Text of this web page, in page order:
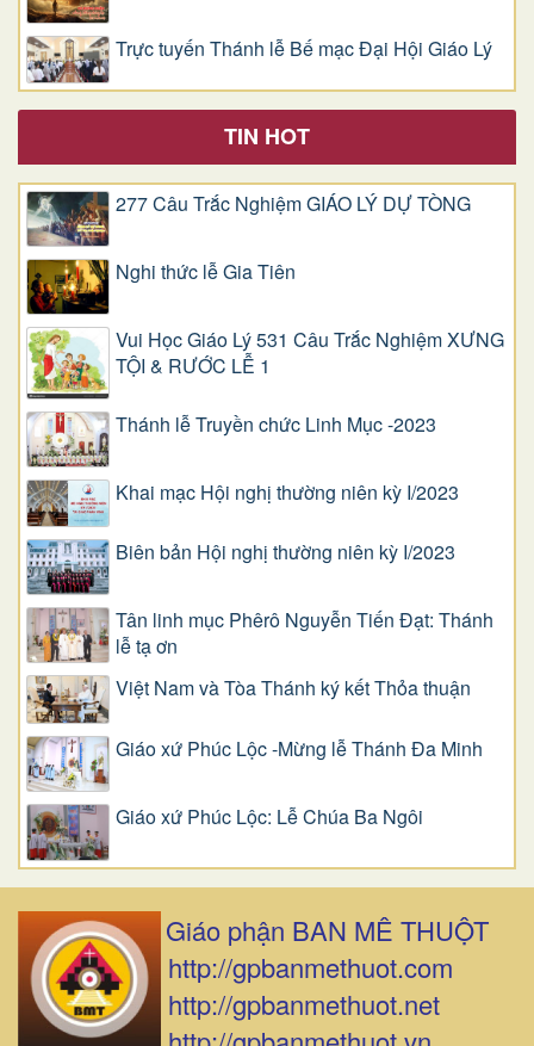
Trực tuyến Thánh lễ Bế mạc Đại Hội Giáo Lý
TIN HOT
277 Câu Trắc Nghiệm GIÁO LÝ DỰ TÒNG
Nghi thức lễ Gia Tiên
Vui Học Giáo Lý 531 Câu Trắc Nghiệm XƯNG
TỘI & RƯỚC LỄ 1
Thánh lễ Truyền chức Linh Mục -2023
Khai mạc Hội nghị thường niên kỳ I/2023
Biên bản Hội nghị thường niên kỳ I/2023
Tân linh mục Phêrô Nguyễn Tiến Đạt: Thánh
lễ tạ ơn
Việt Nam và Tòa Thánh ký kết Thỏa thuận
Giáo xứ Phúc Lộc -Mừng lễ Thánh Đa Minh
Giáo xứ Phúc Lộc: Lễ Chúa Ba Ngôi
Giáo phận BAN MÊ THUỘT
http://gpbanmethuot.com
http://gpbanmethuot.net